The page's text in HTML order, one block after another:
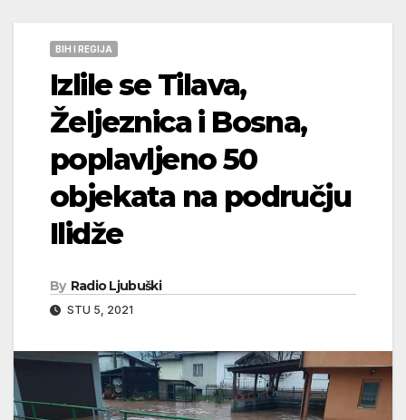
BIH I REGIJA
Izlile se Tilava,
Željeznica i Bosna,
poplavljeno 50
objekata na području
Ilidže
By Radio Ljubuški
STU 5, 2021